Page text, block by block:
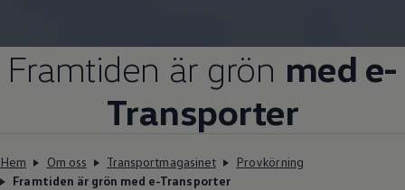
Framtiden är grön med e-
Transporter
Hem Om oss Transportmagasinet
Provkörning
Framtiden är grön med e-Transporter